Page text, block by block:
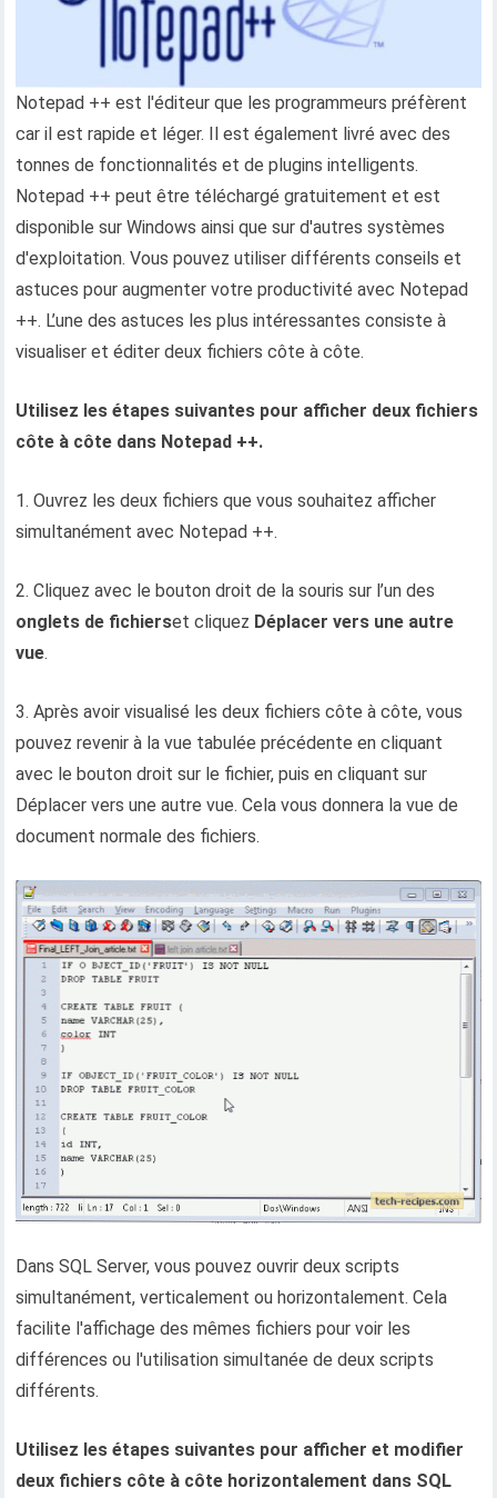
Notepad ++ est l'éditeur que les programmeurs préfèrent
car il est rapide et léger. Il est également livré avec des
tonnes de fonctionnalités et de plugins intelligents.
Notepad ++ peut être téléchargé gratuitement et est
disponible sur Windows ainsi que sur d'autres systèmes
d'exploitation. Vous pouvez utiliser différents conseils et
astuces pour augmenter votre productivité avec Notepad
++. L’une des astuces les plus intéressantes consiste à
visualiser et éditer deux fichiers côte à côte.
Utilisez les étapes suivantes pour afficher deux fichiers
côte à côte dans Notepad ++.
1. Ouvrez les deux fichiers que vous souhaitez afficher
simultanément avec Notepad ++.
2. Cliquez avec le bouton droit de la souris sur l’un des
onglets de fichierset cliquez Déplacer vers une autre
vue.
3. Après avoir visualisé les deux fichiers côte à côte, vous
pouvez revenir à la vue tabulée précédente en cliquant
avec le bouton droit sur le fichier, puis en cliquant sur
Déplacer vers une autre vue. Cela vous donnera la vue de
document normale des fichiers.
Dans SQL Server, vous pouvez ouvrir deux scripts
simultanément, verticalement ou horizontalement. Cela
facilite l'affichage des mêmes fichiers pour voir les
différences ou l'utilisation simultanée de deux scripts
différents.
Utilisez les étapes suivantes pour afficher et modifier
deux fichiers côte à côte horizontalement dans SQL